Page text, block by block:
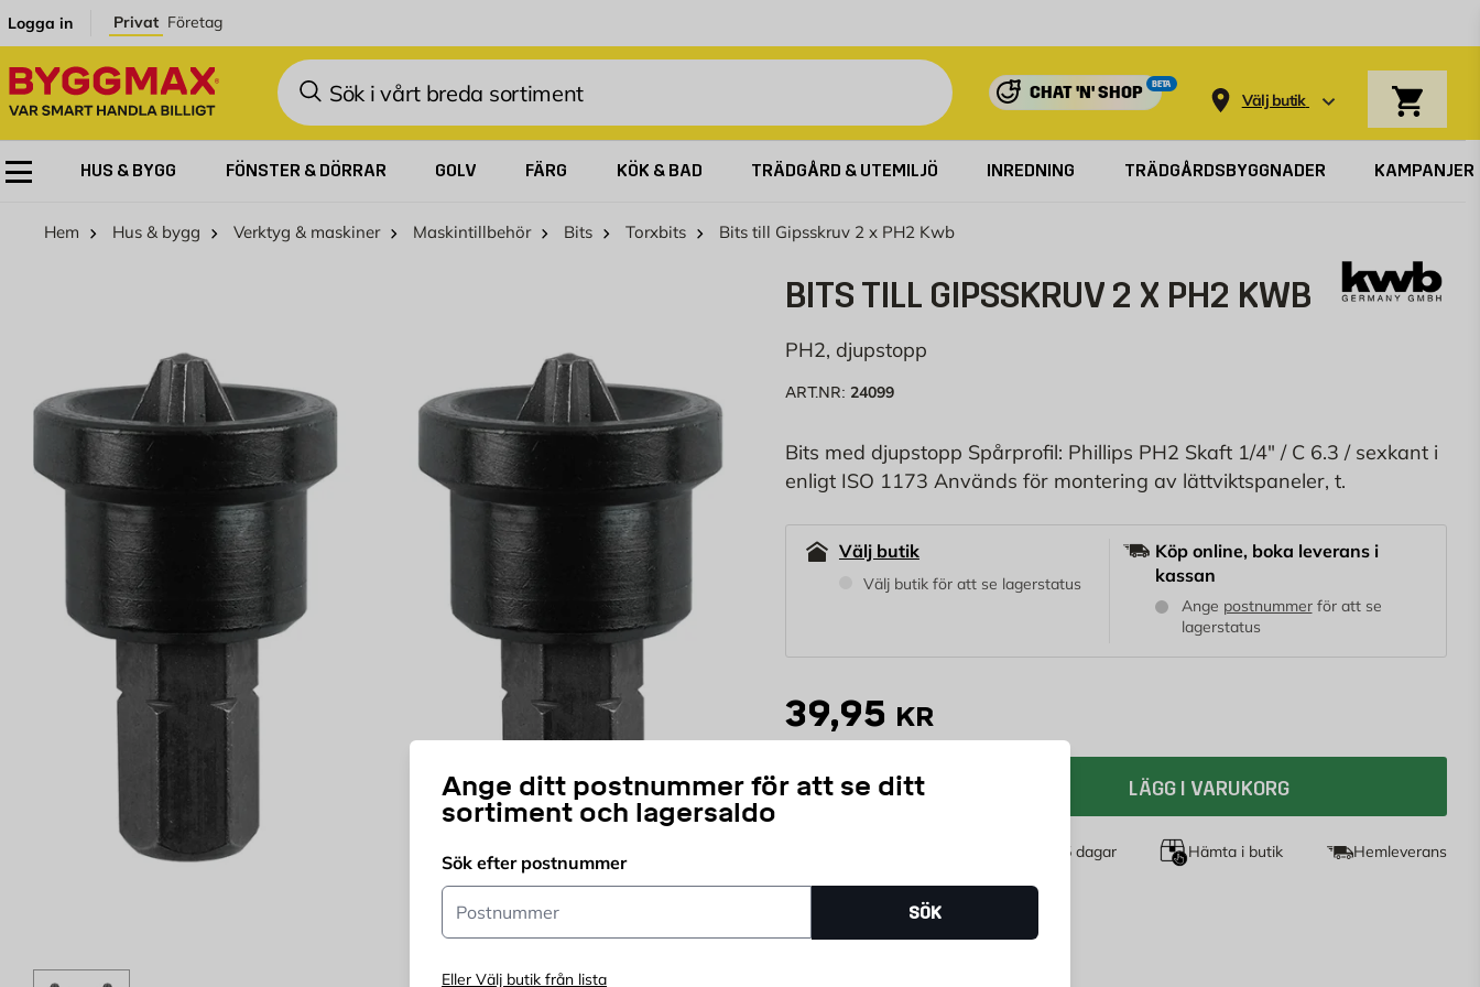
Logga in Privat Företag
Sök
CHAT 'N' SHOP
BETA
Välj butik
Ange ditt postnummer för att se ditt
sortiment och lagersaldo
Sök efter postnummer
Postnummer
SÖK
Eller Välj butik från lista
HUS & BYGG FÖNSTER & DÖRRAR GOLV FÄRG KÖK & BAD TRÄDGÅRD & UTEMILJÖ INREDNING TRÄDGÅRDSBYGGNADER KAMPANJER
Hem Hus & bygg Verktyg & maskiner Maskintillbehör Bits Torxbits Bits till Gipsskruv 2 x PH2 Kwb
BITS TILL GIPSSKRUV 2 X PH2 KWB
PH2, djupstopp
ART.NR: 24099
Bits med djupstopp Spårprofil: Phillips PH2 Skaft 1/4" / C 6.3 / sexkant i
enligt ISO 1173 Används för montering av lättviktspaneler, t.
Välj butik
Välj butik för att se lagerstatus
Köp online, boka leverans i
kassan
Ange postnummerför att se
lagerstatus
39,95 KR
st LÄGG I VARUKORG
Öppet köp i 365 dagar Hämta i butik Hemleverans